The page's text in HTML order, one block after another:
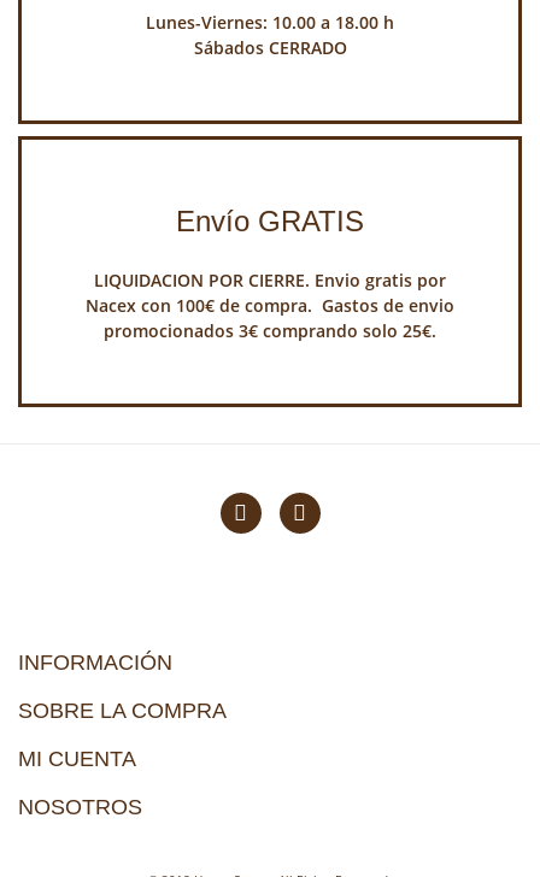
Lunes-Viernes: 10.00 a 18.00 h
Sábados CERRADO
Envío GRATIS
LIQUIDACION POR CIERRE. Envio gratis por
Nacex con 100€ de compra. Gastos de envio
promocionados 3€ comprando solo 25€.
INFORMACIÓN
SOBRE LA COMPRA
MI CUENTA
NOSOTROS